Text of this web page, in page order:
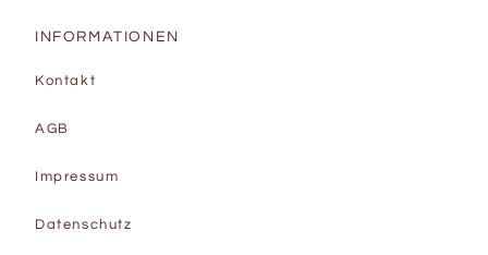
INFORMATIONEN
Kontakt
AGB
Impressum
Datenschutz